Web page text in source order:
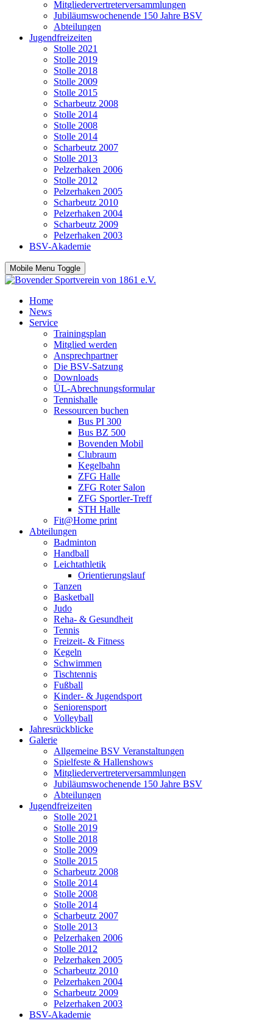
Mitgliedervertreterversammlungen
Jubiläumswochenende 150 Jahre BSV
Abteilungen
Jugendfreizeiten
Stolle 2021
Stolle 2019
Stolle 2018
Stolle 2009
Stolle 2015
Scharbeutz 2008
Stolle 2014
Stolle 2008
Stolle 2014
Scharbeutz 2007
Stolle 2013
Pelzerhaken 2006
Stolle 2012
Pelzerhaken 2005
Scharbeutz 2010
Pelzerhaken 2004
Scharbeutz 2009
Pelzerhaken 2003
BSV-Akademie
Mobile Menu Toggle
Home
News
Service
Trainingsplan
Mitglied werden
Ansprechpartner
Die BSV-Satzung
Downloads
ÜL-Abrechnungsformular
Tennishalle
Ressourcen buchen
Bus PI 300
Bus BZ 500
Bovenden Mobil
Clubraum
Kegelbahn
ZFG Halle
ZFG Roter Salon
ZFG Sportler-Treff
STH Halle
Fit@Home print
Abteilungen
Badminton
Handball
Leichtathletik
Orientierungslauf
Tanzen
Basketball
Judo
Reha- & Gesundheit
Tennis
Freizeit- & Fitness
Kegeln
Schwimmen
Tischtennis
Fußball
Kinder- & Jugendsport
Seniorensport
Volleyball
Jahresrückblicke
Galerie
Allgemeine BSV Veranstaltungen
Spielfeste & Hallenshows
Mitgliedervertreterversammlungen
Jubiläumswochenende 150 Jahre BSV
Abteilungen
Jugendfreizeiten
Stolle 2021
Stolle 2019
Stolle 2018
Stolle 2009
Stolle 2015
Scharbeutz 2008
Stolle 2014
Stolle 2008
Stolle 2014
Scharbeutz 2007
Stolle 2013
Pelzerhaken 2006
Stolle 2012
Pelzerhaken 2005
Scharbeutz 2010
Pelzerhaken 2004
Scharbeutz 2009
Pelzerhaken 2003
BSV-Akademie